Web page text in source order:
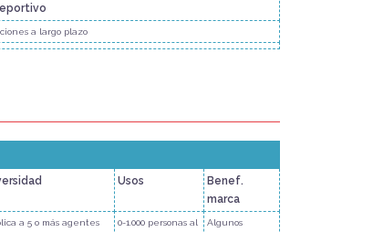
a largo plazo
Usos
Benef.
marca
a 5 o más agentes
0-1.000 personas al
Algunos